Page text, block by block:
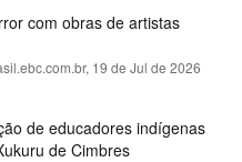
com obras de artistas
19 de Jul de 2026
de educadores indígenas
de Cimbres